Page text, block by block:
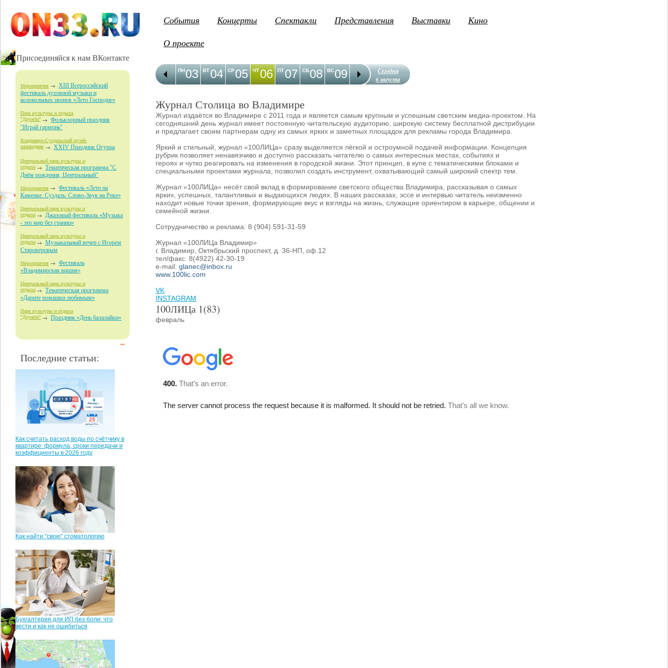
Присоединяйся к нам ВКонтакте
Мероприятия
XIII Всероссийский
фестиваль духовной музыки и
колокольных звонов «Лето Господне»
Парк культуры и отдыха
"Дружба"
Фольклорный праздник
"Играй гармонь"
Владимиро-Суздальский музей-
заповедник XXIV Праздник Огурца
Центральный парк культуры и
отдыха
Тематическая программа "С
Днём рождения, Центральный"
Мероприятия
Фестиваль «Лето на
Каменке. Суздаль: Слово-Звук на Реке»
Центральный парк культуры и
отдыха
Джазовый фестиваль «Музыка
- это мир без границ»
Центральный парк культуры и
отдыха
Музыкальный вечер с Игорем
Староверовым
Мероприятия
Фестиваль
«Владимирская вишня»
Центральный парк культуры и
отдыха
Тематическая программа
«Дарите ромашки любимым»
Парк культуры и отдыха
"Дружба" Праздник «День балалайки»
Последние статьи:
Как считать расход воды по счётчику в
квартире: формула, сроки передачи и
коэффициенты в 2026 году
Как найти "свою" стоматологию
Бухгалтерия для ИП без боли: что
вести и как не ошибиться
События Концерты Спектакли Представления Выставки
Кино
О проекте
03
ПН 04
ВТ 05
СР 06
ЧТ 07
ПТ 08
СБ 09
ВС 10
ПН 11
ВТ 12
СР
Сегодня
6 августа
Журнал Столица во Владимире
Журнал издаётся во Владимире с 2011 года и является самым крупным и успешным светским медиа-проектом. На
сегодняшний день журнал имеет постоянную читательскую аудиторию, широкую систему бесплатной дистрибуции
и предлагает своим партнерам одну из самых ярких и заметных площадок для рекламы города Владимира.
Яркий и стильный, журнал «100ЛИЦа» сразу выделяется лёгкой и остроумной подачей информации. Концепция
рубрик позволяет ненавязчиво и доступно рассказать читателю о самых интересных местах, событиях и
героях и чутко реагировать на изменения в городской жизни. Этот принцип, в купе с тематическими блоками и
специальными проектами журнала, позволил создать инструмент, охватывающий самый широкий спектр тем.
Журнал «100ЛИЦа» несёт свой вклад в формирование светского общества Владимира, рассказывая о самых
ярких, успешных, талантливых и выдающихся людях. В наших рассказах, эссе и интервью читатель неизменно
находит новые точки зрения, формирующие вкус и взгляды на жизнь, служащие ориентиром в карьере, общении и
семейной жизни.
Сотрудничество и реклама: 8 (904) 591-31-59
Журнал «100ЛИЦа Владимир»
г. Владимир, Октябрьский проспект, д. 36-НП, оф.12
тел/факс: 8(4922) 42-30-19
e-mail: glanec@inbox.ru
www.100lic.com
VK
INSTAGRAM
100ЛИЦа 1(83)
февраль